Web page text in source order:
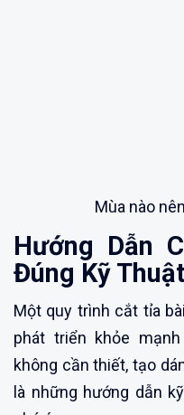
Mùa nào
Hướng Dẫn
Đúng Kỹ Thuật
Một quy trình cắt tỉa
phát triển khỏe
không cần thiết, tạo
là những hướng dẫn